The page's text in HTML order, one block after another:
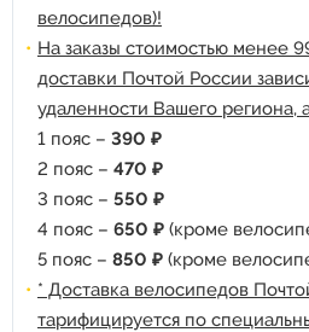
велосипедов)!
На заказы стоимостью менее
доставки Почтой России
удаленности Вашего региона,
1 пояс – 390 ₽
2 пояс – 470 ₽
3 пояс – 550 ₽
4 пояс – 650 ₽ (кроме
5 пояс – 850 ₽ (кроме
* Доставка велосипедов
тарифицируется по